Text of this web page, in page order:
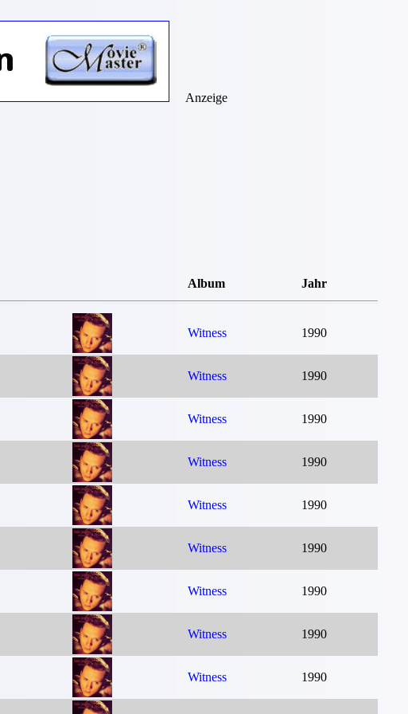
Album Jahr
Witness 1990
Witness 1990
Witness 1990
Witness 1990
Witness 1990
Witness 1990
Witness 1990
Witness 1990
Witness 1990
Anzeige